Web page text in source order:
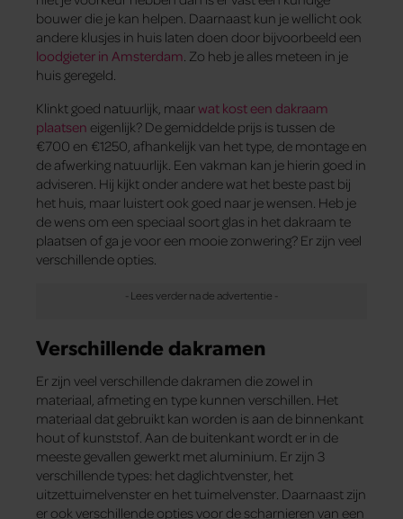
bouwer die je kan helpen. Daarnaast kun je wellicht ook
andere klusjes in huis laten doen door bijvoorbeeld een
loodgieter in Amsterdam . Zo heb je alles meteen in je
huis geregeld.
Klinkt goed natuurlijk, maar wat kost een dakraam
plaatsen eigenlijk? De gemiddelde prijs is tussen de
€700 en €1250, afhankelijk van het type, de montage en
de afwerking natuurlijk. Een vakman kan je hierin goed in
adviseren. Hij kijkt onder andere wat het beste past bij
het huis, maar luistert ook goed naar je wensen. Heb je
de wens om een speciaal soort glas in het dakraam te
plaatsen of ga je voor een mooie zonwering? Er zijn veel
verschillende opties.
Verschillende dakramen
Er zijn veel verschillende dakramen die zowel in
materiaal, afmeting en type kunnen verschillen. Het
materiaal dat gebruikt kan worden is aan de binnenkant
hout of kunststof. Aan de buitenkant wordt er in de
meeste gevallen gewerkt met aluminium. Er zijn 3
verschillende types: het daglichtvenster, het
uitzettuimelvenster en het tuimelvenster. Daarnaast zijn
er ook verschillende opties voor de scharnieren van een